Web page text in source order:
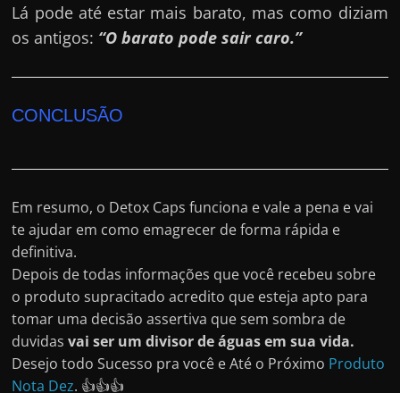
Lá pode até estar mais barato, mas como diziam
os antigos: “O barato pode sair caro.”
CONCLUSÃO
Em resumo, o Detox Caps funciona e vale a pena e vai
te ajudar em como emagrecer de forma rápida e
definitiva.
Depois de todas informações que você recebeu sobre
o produto supracitado acredito que esteja apto para
tomar uma decisão assertiva que sem sombra de
duvidasvai ser um divisor de águas em sua vida.
Desejo todo Sucesso pra você e Até o Próximo Produto
Nota Dez. 👍👍👍